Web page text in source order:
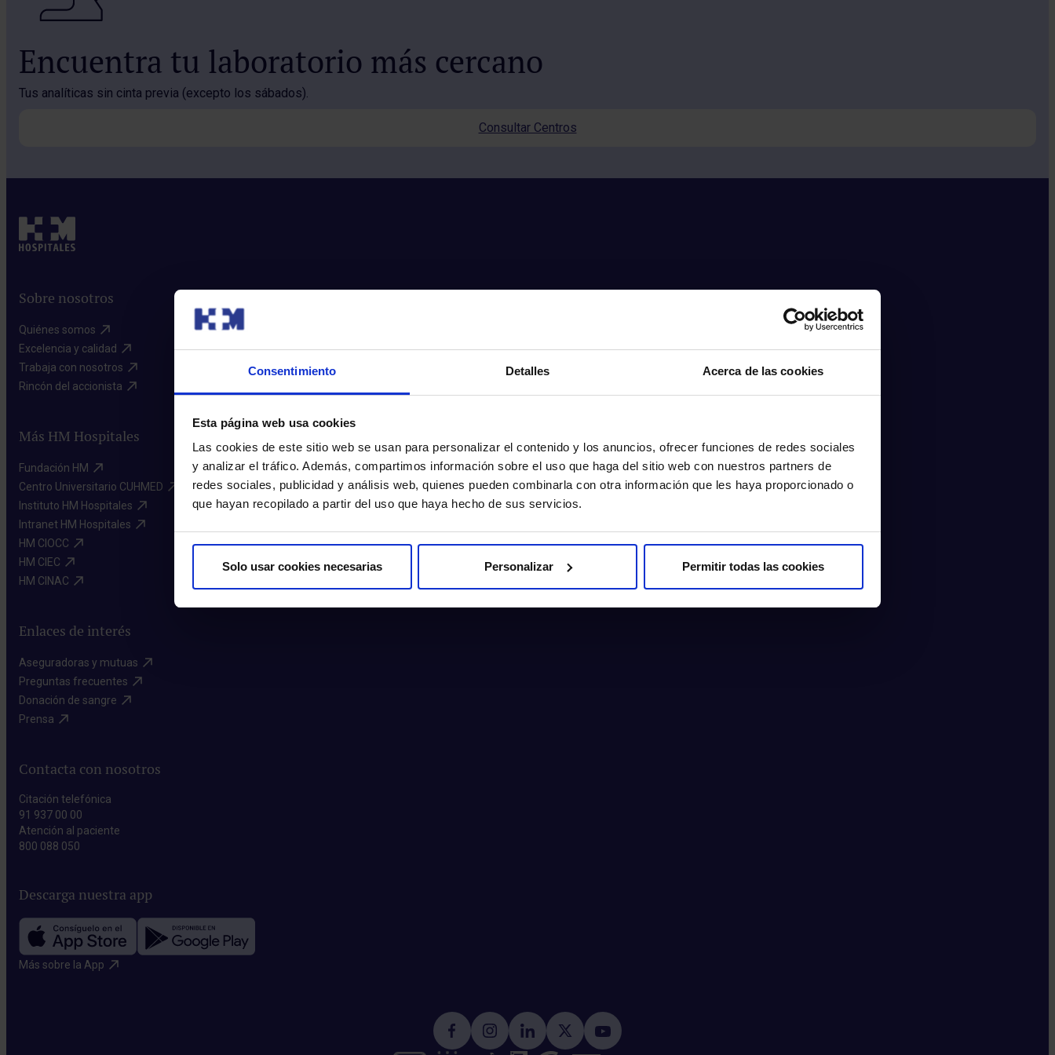
Consentimiento Detalles Acerca de las cookies
Esta página web usa cookies
Las cookies de este sitio web se usan para personalizar el contenido y los anuncios, ofrecer funciones de redes sociales
y analizar el tráfico. Además, compartimos información sobre el uso que haga del sitio web con nuestros partners de
redes sociales, publicidad y análisis web, quienes pueden combinarla con otra información que les haya proporcionado o
que hayan recopilado a partir del uso que haya hecho de sus servicios.
Solo usar cookies necesarias Personalizar Permitir todas las cookies
Encuentra tu laboratorio más cercano
Tus analíticas sin cinta previa (excepto los sábados).
Consultar Centros
Sobre nosotros
Quiénes somos​
Excelencia y calidad​
Trabaja con nosotros​
Rincón del accionista​
Más HM Hospitales
Fundación HM​
Centro Universitario CUHMED​
Instituto HM Hospitales​
Intranet HM Hospitales​
HM CIOCC​
HM CIEC​
HM CINAC​
Enlaces de interés
Aseguradoras y mutuas​
Preguntas frecuentes​
Donación de sangre​
Prensa​
Contacta con nosotros
Citación telefónica
91 937 00 00
Atención al paciente
800 088 050
Descarga nuestra app
Más sobre la App​